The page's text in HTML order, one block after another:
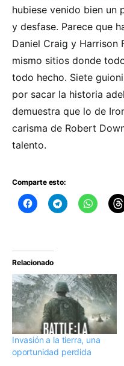
hubiese venido bien un
y desfase. Parece que
Daniel Craig y Harrison
mismo sitios donde
todo hecho. Siete
por sacar la historia
demuestra que lo de
carisma de Robert
talento.
Comparte esto:
Relacionado
Invasión a la tierra, una
oportunidad perdida